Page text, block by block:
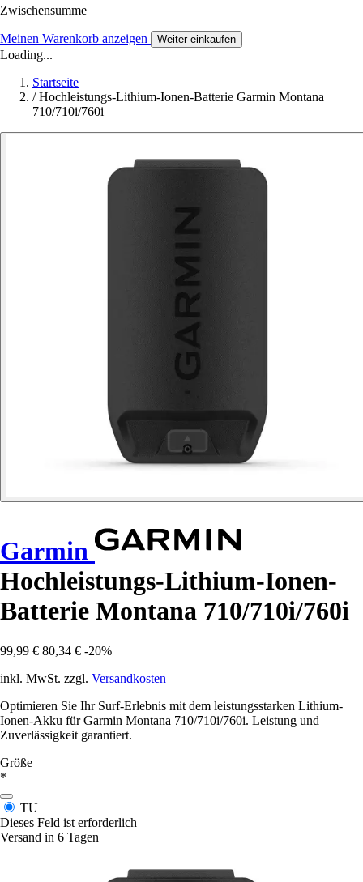
Zwischensumme
Meinen Warenkorb anzeigen Weiter einkaufen
Loading...
Startseite
/ Hochleistungs-Lithium-Ionen-Batterie Garmin Montana
710/710i/760i
Garmin
Hochleistungs-Lithium-Ionen-
Batterie Montana 710/710i/760i
99,99 € 80,34 € -20%
inkl. MwSt. zzgl. Versandkosten
Optimieren Sie Ihr Surf-Erlebnis mit dem leistungsstarken Lithium-
Ionen-Akku für Garmin Montana 710/710i/760i. Leistung und
Zuverlässigkeit garantiert.
Größe
*
TU
Dieses Feld ist erforderlich
Versand in 6 Tagen